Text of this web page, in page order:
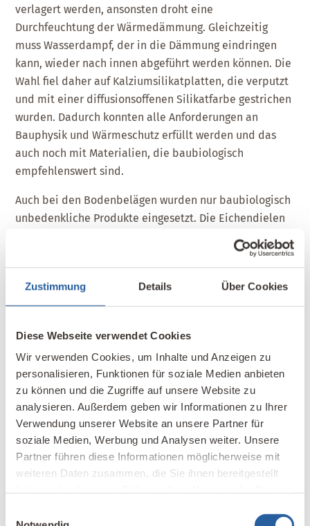
Zustimmung Details Über Cookies
Diese Webseite verwendet Cookies
Wir verwenden Cookies, um Inhalte und Anzeigen zu
personalisieren, Funktionen für soziale Medien anbieten
zu können und die Zugriffe auf unsere Website zu
analysieren. Außerdem geben wir Informationen zu Ihrer
Verwendung unserer Website an unsere Partner für
soziale Medien, Werbung und Analysen weiter. Unsere
Partner führen diese Informationen möglicherweise mit
weiteren Daten zusammen, die Sie ihnen bereitgestellt
verlagert werden, ansonsten droht eine
Durchfeuchtung der Wärmedämmung. Gleichzeitig
muss Wasserdampf, der in die Dämmung eindringen
kann, wieder nach innen abgeführt werden können. Die
Wahl fiel daher auf Kalziumsilikatplatten, die verputzt
und mit einer diffusionsoffenen Silikatfarbe gestrichen
wurden. Dadurch konnten alle Anforderungen an
Bauphysik und Wärmeschutz erfüllt werden und das
auch noch mit Materialien, die baubiologisch
empfehlenswert sind.
Auch bei den Bodenbelägen wurden nur baubiologisch
unbedenkliche Produkte eingesetzt. Die Eichendielen
wurden nicht verleimt und nur mit natürlichem Hartöl
behandelt – ein optimaler Schutz für den Boden ohne
chemische Lösemittel und Zusatzstoffe.
Landhausarchitektur ermöglichten eine ideale
Kombination aus Raumgestaltung und
Wohngesundheit. So konnte ein Projekt realisiert
werden, das auch in Zukunft als Vorbild für weitere
Sanierungen dienen kann.
Dachausbau in Aubenham, Bayern
Baujahr 1925